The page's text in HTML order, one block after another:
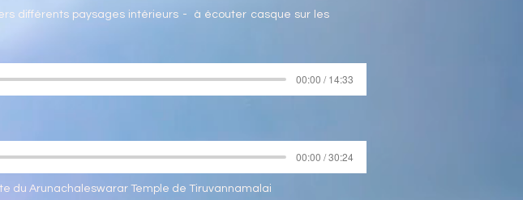
différents paysages intérieurs - à écouter casque sur les
00:00 / 14:33
00:00 / 30:24
du Arunachaleswarar Temple de Tiruvannamalai